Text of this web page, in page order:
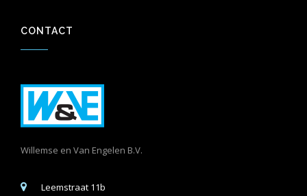
CONTACT
Willemse en Van Engelen B.V.
Leemstraat 11b